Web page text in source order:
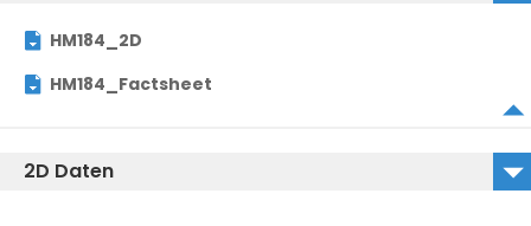
HM184_2D
HM184_Factsheet
2D Daten